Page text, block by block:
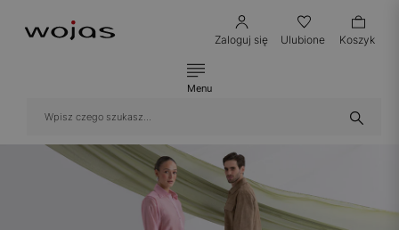
Zaloguj się Ulubione Koszyk
Menu